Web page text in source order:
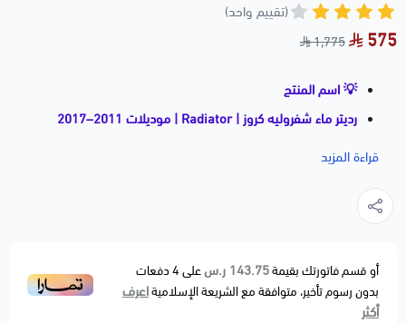
(تقييم واحد)
575
1,775
💡 اسم المنتج
رديتر ماء شفروليه كروز | Radiator | موديلات 2011–2017
📝 وصف مختصر
🚗 الموديلات المتوافقة
CHEVROLET
قراءة المزيد
أو قسم فاتورتك بقيمة143.75 ر.س على4دفعات
بدون رسوم تأخير، متوافقة مع الشريعة الإسلاميةاعرف
أكثر